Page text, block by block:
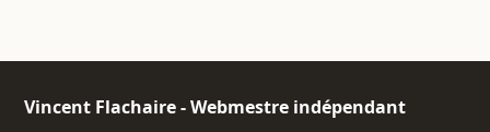
Vincent Flachaire - Webmestre indépendant